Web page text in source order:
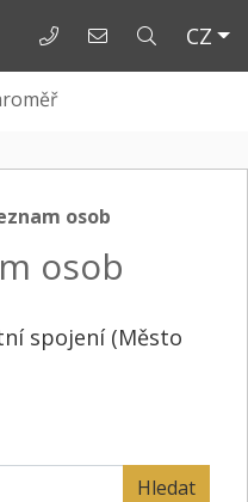
+420 491 847 111
CZ
osob
osob
spojení (Město
Hledat